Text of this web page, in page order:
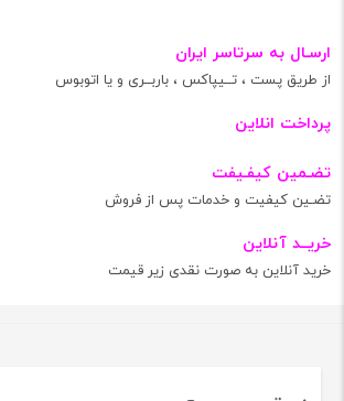
ارسـال به سرتاسر ایران
از طریق پست ، تــیپاکس ، باربــری و یا اتوبوس
پرداخت انلاین
تضـمین کیفـیفت
تضـین کیفیت و خدمات پس از فروش
خریــد آنلاین
خرید آنلاین به صورت نقدی زیر قیمت